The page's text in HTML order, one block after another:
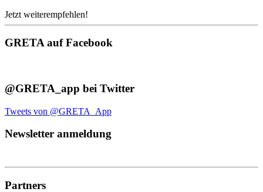
Jetzt weiterempfehlen!
GRETA auf Facebook
@GRETA_app bei Twitter
Tweets von @GRETA_App
Newsletter anmeldung
Partners